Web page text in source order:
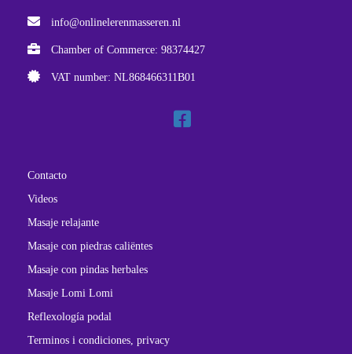
info@onlinelerenmasseren.nl
Chamber of Commerce: 98374427
VAT number: NL868466311B01
Contacto
Videos
Masaje relajante
Masaje con piedras caliëntes
Masaje con pindas herbales
Masaje Lomi Lomi
Reflexología podal
Terminos i condiciones, privacy